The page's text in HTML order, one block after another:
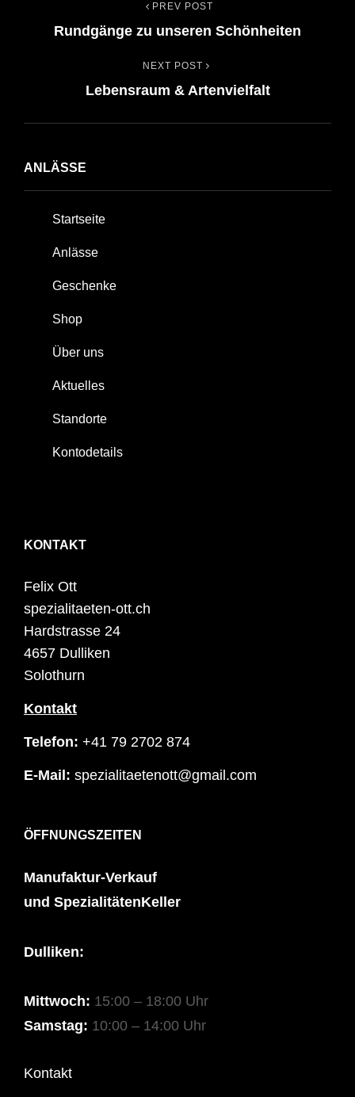
Navigation
PREV POST
Rundgänge zu unseren Schönheiten
NEXT POST
Lebensraum & Artenvielfalt
ANLÄSSE
Startseite
Anlässe
Geschenke
Shop
Über uns
Aktuelles
Standorte
Kontodetails
KONTAKT
Felix Ott
spezialitaeten-ott.ch
Hardstrasse 24
4657 Dulliken
Solothurn
Kontakt
Telefon: +41 79 2702 874
E-Mail: spezialitaetenott@gmail.com
ÖFFNUNGSZEITEN
Manufaktur-Verkauf
und SpezialitätenKeller
Dulliken:
Mittwoch: 15:00 – 18:00 Uhr
Samstag: 10:00 – 14:00 Uhr
Kontakt